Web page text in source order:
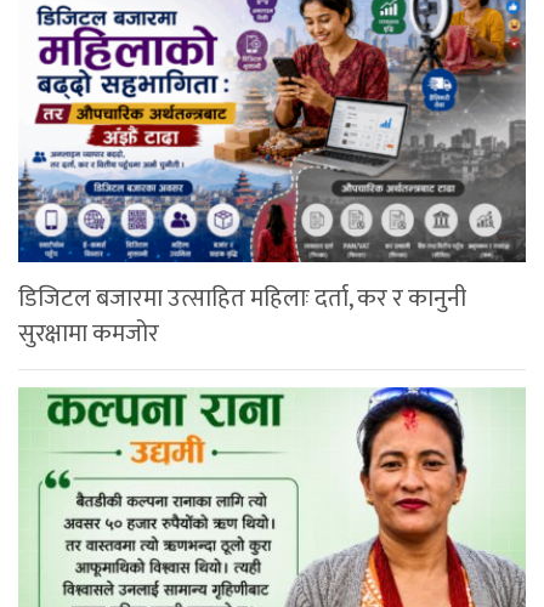
डिजिटल बजारमा उत्साहित महिलाः दर्ता, कर र कानुनी
सुरक्षामा कमजोर